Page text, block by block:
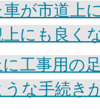
が市道上
上にも良く
工事用の
うな手続き